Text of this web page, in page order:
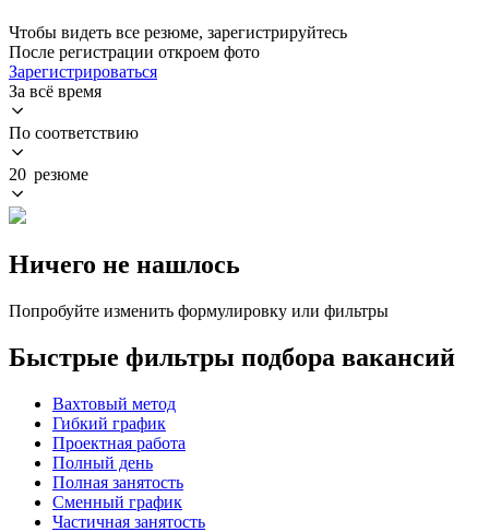
Чтобы видеть все резюме, зарегистрируйтесь
После регистрации откроем фото
Зарегистрироваться
За всё время
По соответствию
20 резюме
Ничего не нашлось
Попробуйте изменить формулировку или фильтры
Быстрые фильтры подбора вакансий
Вахтовый метод
Гибкий график
Проектная работа
Полный день
Полная занятость
Сменный график
Частичная занятость